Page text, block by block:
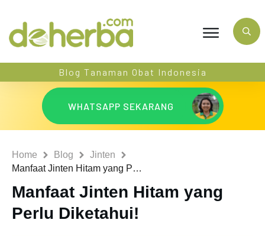
Blog Tanaman Obat Indonesia
WHATSAPP SEKARANG
Home Blog
Jinten
Manfaat Jinten Hitam yang Perlu Diketahui!
Manfaat Jinten Hitam yang
Perlu Diketahui!